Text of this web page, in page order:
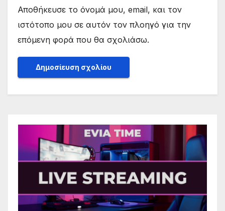
Αποθήκευσε το όνομά μου, email, και τον
ιστότοπο μου σε αυτόν τον πλοηγό για την
επόμενη φορά που θα σχολιάσω.